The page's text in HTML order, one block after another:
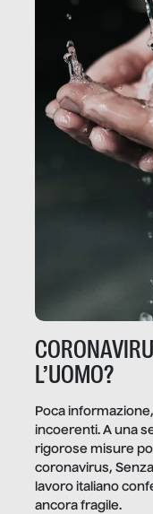
L’UOMO?
Poca
incoerenti. A una
rigorose misure
coronavirus,
lavoro italiano
ancora fragile.